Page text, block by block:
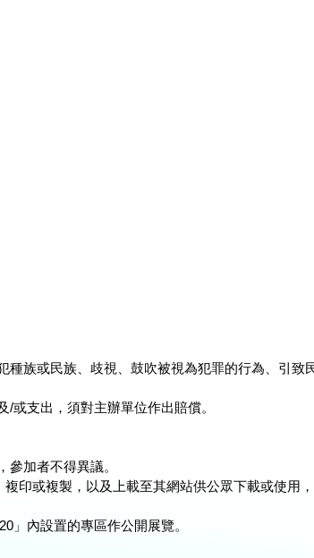
族或民族、歧視、鼓吹被視為犯罪的行為、引致
或支出，須對主辦單位作出賠償。
加者不得異議。
印或複製，以及上載至其網站供公眾下載或使用
」內設置的專區作公開展覽。